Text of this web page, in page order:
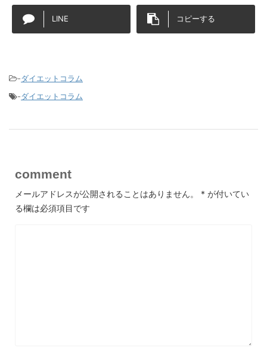
LINE コピーする
-ダイエットコラム
-ダイエットコラム
comment
メールアドレスが公開されることはありません。 * が付いてい
る欄は必須項目です